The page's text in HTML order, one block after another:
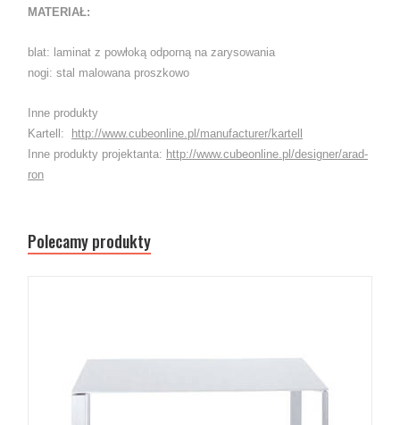
MATERIAŁ:
blat: laminat z powłoką odporną na zarysowania
nogi: stal malowana proszkowo
Inne produkty
Kartell:
http://www.cubeonline.pl/manufacturer/kartell
Inne produkty projektanta: http://www.cubeonline.pl/designer/arad-
ron
Polecamy produkty